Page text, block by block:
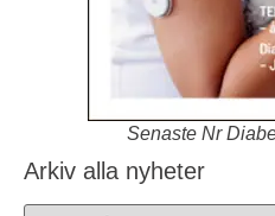
Senaste Nr
Arkiv alla nyheter